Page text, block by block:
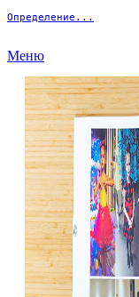
Определение...
Меню